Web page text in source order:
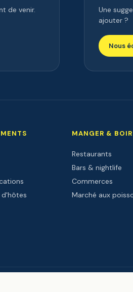
de venir.
Une
ajouter ?
Nous
d'hôtes
MANGER &
Restaurants
Bars & nightlife
Commerces
Marché aux